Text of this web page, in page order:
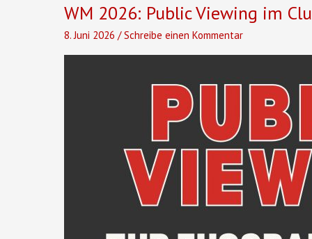
WM 2026: Public Viewing im
8. Juni 2026 /Schreibe einen Kommentar